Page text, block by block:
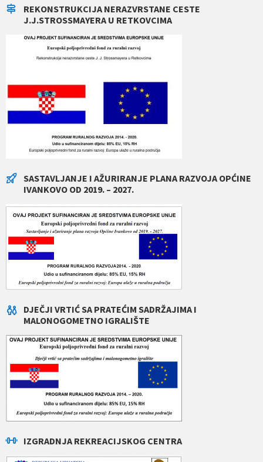
REKONSTRUKCIJA NERAZVRSTANE CESTE
J.J.STROSSMAYERA U RETKOVCIMA
SASTAVLJANJE I AŽURIRANJE PLANA RAZVOJA OPĆINE
IVANKOVO OD 2019. – 2027.
DJEČJI VRTIĆ SA PRATEĆIM SADRŽAJIMA I
MALONOGOMETNO IGRALIŠTE
IZGRADNJA REKREACIJSKOG CENTRA